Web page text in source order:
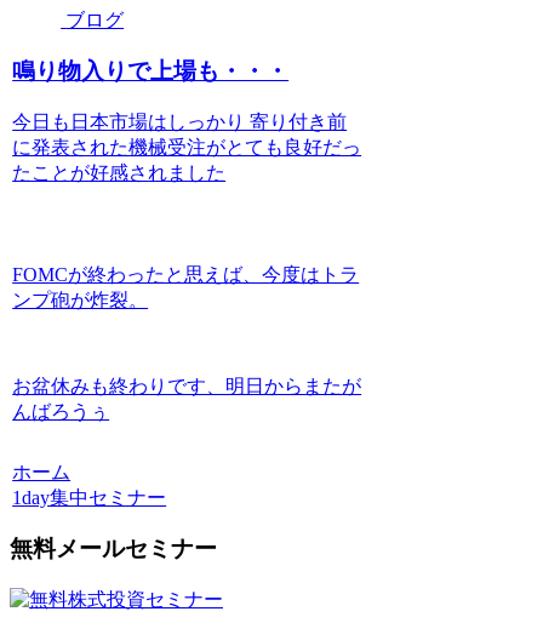
ブログ
鳴り物入りで上場も・・・
今日も日本市場はしっかり 寄り付き前
に発表された機械受注がとても良好だっ
たことが好感されました
FOMCが終わったと思えば、今度はトラ
ンプ砲が炸裂。
お盆休みも終わりです、明日からまたが
んばろうぅ
ホーム
1day集中セミナー
無料メールセミナー